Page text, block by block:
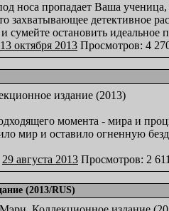
носа пропадает Ваша
захватывающее детективное
остановить идеальное
13 октября 2013 Просмотров: 4
момента - мира и
мир и оставило огненную
29 августа 2013 Просмотров: 2 611
(2013/RUS)